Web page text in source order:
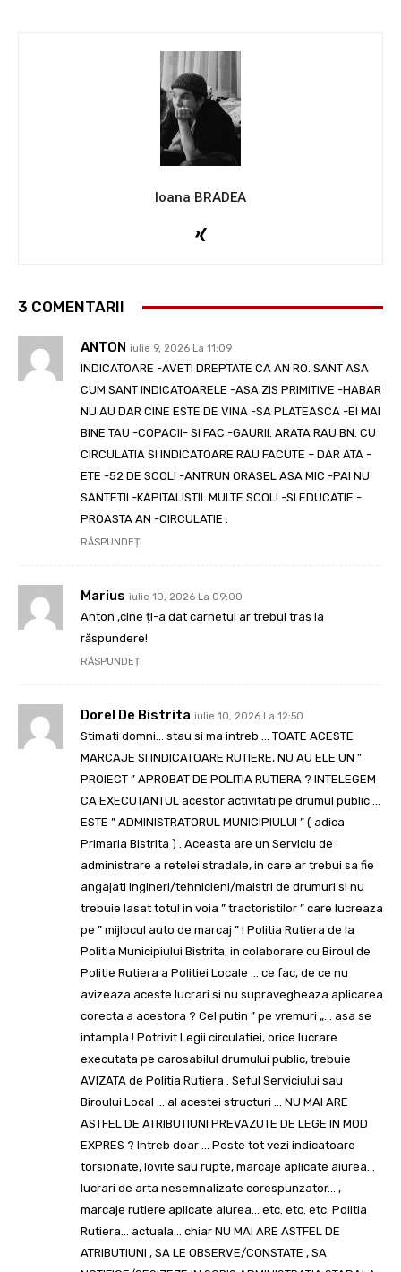
Ioana BRADEA
3 COMENTARII
ANTON iulie 9, 2026 La 11:09
INDICATOARE -AVETI DREPTATE CA AN RO. SANT ASA
CUM SANT INDICATOARELE -ASA ZIS PRIMITIVE -HABAR
NU AU DAR CINE ESTE DE VINA -SA PLATEASCA -EI MAI
BINE TAU -COPACII- SI FAC -GAURII. ARATA RAU BN. CU
CIRCULATIA SI INDICATOARE RAU FACUTE – DAR ATA -
ETE -52 DE SCOLI -ANTRUN ORASEL ASA MIC -PAI NU
SANTETII -KAPITALISTII. MULTE SCOLI -SI EDUCATIE -
PROASTA AN -CIRCULATIE .
RĂSPUNDEȚI
Marius iulie 10, 2026 La 09:00
Anton ,cine ți-a dat carnetul ar trebui tras la
răspundere!
RĂSPUNDEȚI
Dorel De Bistrita iulie 10, 2026 La 12:50
Stimati domni… stau si ma intreb … TOATE ACESTE
MARCAJE SI INDICATOARE RUTIERE, NU AU ELE UN ”
PROIECT ” APROBAT DE POLITIA RUTIERA ? INTELEGEM
CA EXECUTANTUL acestor activitati pe drumul public …
ESTE ” ADMINISTRATORUL MUNICIPIULUI ” ( adica
Primaria Bistrita ) . Aceasta are un Serviciu de
administrare a retelei stradale, in care ar trebui sa fie
angajati ingineri/tehnicieni/maistri de drumuri si nu
trebuie lasat totul in voia ” tractoristilor ” care lucreaza
pe ” mijlocul auto de marcaj ” ! Politia Rutiera de la
Politia Municipiului Bistrita, in colaborare cu Biroul de
Politie Rutiera a Politiei Locale … ce fac, de ce nu
avizeaza aceste lucrari si nu supravegheaza aplicarea
corecta a acestora ? Cel putin ” pe vremuri „… asa se
intampla ! Potrivit Legii circulatiei, orice lucrare
executata pe carosabilul drumului public, trebuie
AVIZATA de Politia Rutiera . Seful Serviciului sau
Biroului Local … al acestei structuri … NU MAI ARE
ASTFEL DE ATRIBUTIUNI PREVAZUTE DE LEGE IN MOD
EXPRES ? Intreb doar … Peste tot vezi indicatoare
torsionate, lovite sau rupte, marcaje aplicate aiurea…
lucrari de arta nesemnalizate corespunzator… ,
marcaje rutiere aplicate aiurea… etc. etc. etc. Politia
Rutiera… actuala… chiar NU MAI ARE ASTFEL DE
ATRIBUTIUNI , SA LE OBSERVE/CONSTATE , SA